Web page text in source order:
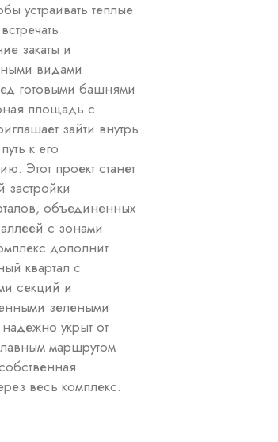
устраивать теплые
закаты и
видами
готовыми башнями
площадь с
зайти внутрь
к его
Этот проект станет
застройки
объединенных
с зонами
дополнит
квартал с
секций и
зелеными
укрыт от
маршрутом
весь комплекс.